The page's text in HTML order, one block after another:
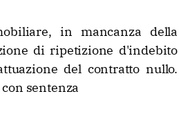
in mancanza della
di ripetizione d'indebito
del contratto nullo.
sentenza